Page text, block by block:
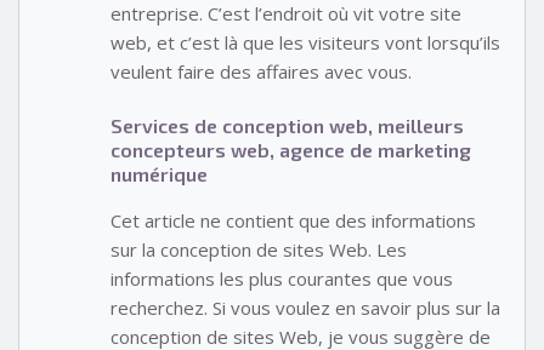
entreprise. C’est l’endroit où vit votre site
web, et c’est là que les visiteurs vont lorsqu’ils
veulent faire des affaires avec vous.
Services de conception web, meilleurs
concepteurs web, agence de marketing
numérique
Cet article ne contient que des informations
sur la conception de sites Web. Les
informations les plus courantes que vous
recherchez. Si vous voulez en savoir plus sur la
conception de sites Web, je vous suggère de